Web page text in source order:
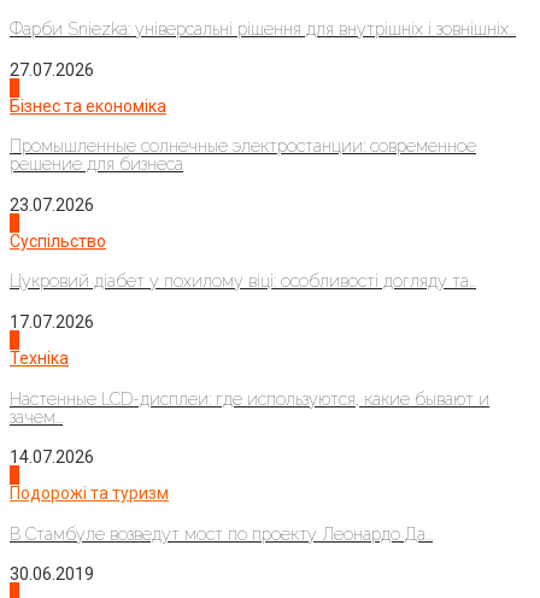
Фарби Sniezka: універсальні рішення для внутрішніх і зовнішніх...
27.07.2026
Бізнес та економіка
Промышленные солнечные электростанции: современное
решение для бизнеса
23.07.2026
Суспільство
Цукровий діабет у похилому віці: особливості догляду та...
17.07.2026
Техніка
Настенные LCD-дисплеи: где используются, какие бывают и
зачем...
14.07.2026
Подорожі та туризм
В Стамбуле возведут мост по проекту Леонардо Да...
30.06.2019